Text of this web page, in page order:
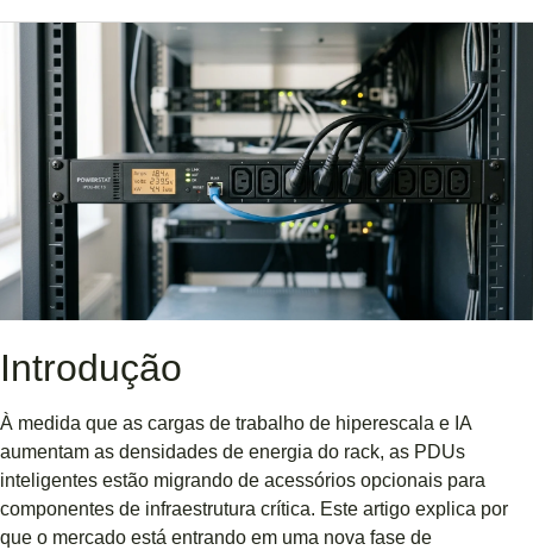
Introdução
À medida que as cargas de trabalho de hiperescala e IA
aumentam as densidades de energia do rack, as PDUs
inteligentes estão migrando de acessórios opcionais para
componentes de infraestrutura crítica. Este artigo explica por
que o mercado está entrando em uma nova fase de